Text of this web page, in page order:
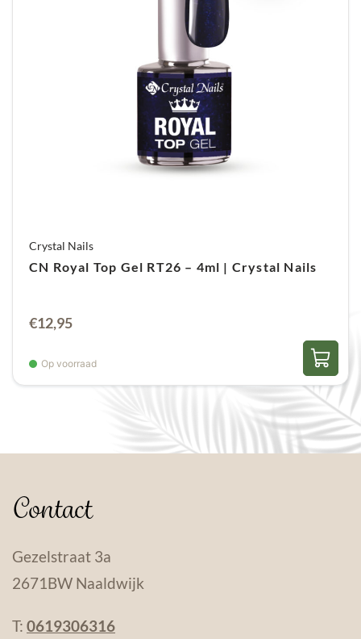
Crystal Nails
CN Royal Top Gel RT26 – 4ml | Crystal Nails
€12,95
Op voorraad
Contact
Gezelstraat 3a
2671BW Naaldwijk
T: 0619306316